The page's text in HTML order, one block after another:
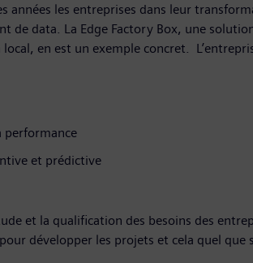
années les entreprises dans leur
de data. La Edge Factory Box, une
en est un exemple concret.
performance
et prédictive
et la qualification des besoins des
développer les projets et cela quel